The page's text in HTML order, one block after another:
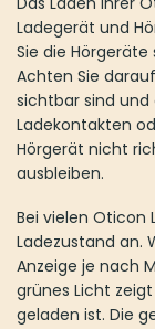
Bei vielen Oticon
Ladezustand an.
nach Modell rot,
zeigt häufig an,
genaue
unterschiedlich
Die Ladezeit
Stunden für eine
können je nach
kann oft bereits
eine vollständige